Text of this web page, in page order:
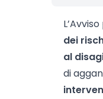
dei
al
di